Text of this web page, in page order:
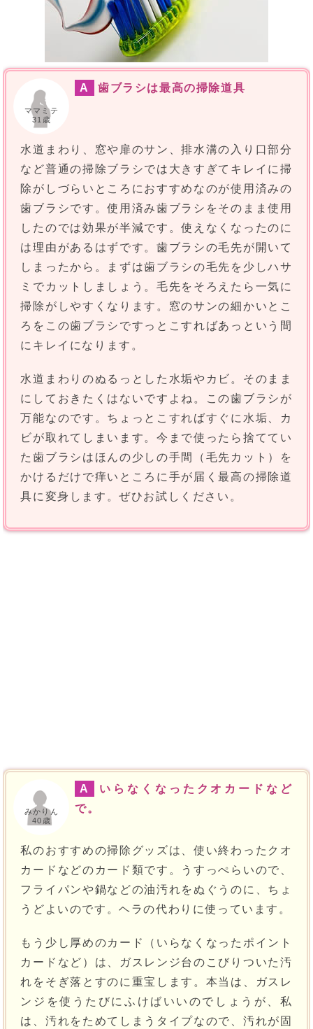
ママミテ
31歳
A 歯ブラシは最高の掃除道具
水道まわり、窓や扉のサン、排水溝の入り口部分
など普通の掃除ブラシでは大きすぎてキレイに掃
除がしづらいところにおすすめなのが使用済みの
歯ブラシです。使用済み歯ブラシをそのまま使用
したのでは効果が半減です。使えなくなったのに
は理由があるはずです。歯ブラシの毛先が開いて
しまったから。まずは歯ブラシの毛先を少しハサ
ミでカットしましょう。毛先をそろえたら一気に
掃除がしやすくなります。窓のサンの細かいとこ
ろをこの歯ブラシですっとこすればあっという間
にキレイになります。
水道まわりのぬるっとした水垢やカビ。そのまま
にしておきたくはないですよね。この歯ブラシが
万能なのです。ちょっとこすればすぐに水垢、カ
ビが取れてしまいます。今まで使ったら捨ててい
た歯ブラシはほんの少しの手間（毛先カット）を
かけるだけで痒いところに手が届く最高の掃除道
具に変身します。ぜひお試しください。
みかりん
40歳
A
いらなくなったクオカードなど
で。
私のおすすめの掃除グッズは、使い終わったクオ
カードなどのカード類です。うすっぺらいので、
フライパンや鍋などの油汚れをぬぐうのに、ちょ
うどよいのです。ヘラの代わりに使っています。
もう少し厚めのカード（いらなくなったポイント
カードなど）は、ガスレンジ台のこびりついた汚
れをそぎ落とすのに重宝します。本当は、ガスレ
ンジを使うたびにふけばいいのでしょうが、私
は、汚れをためてしまうタイプなので、汚れが固